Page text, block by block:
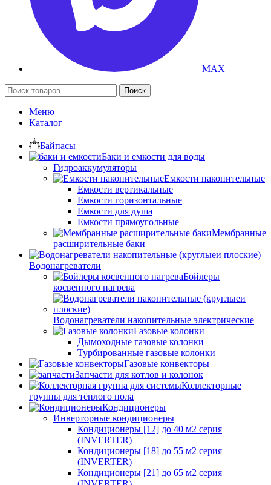
MAX
Поиск
Меню
Каталог
Байпасы
Баки и емкости для воды
Гидроаккумуляторы
Емкости накопительные
Емкости вертикальные
Емкости горизонтальные
Емкости для душа
Емкости прямоугольные
Мембранные
расширительные баки
Водонагреватели
Бойлеры
косвенного нагрева
Водонагреватели накопительные электрические
Газовые колонки
Дымоходные газовые колонки
Турбированные газовые колонки
Газовые конвекторы
Запчасти для котлов и колонок
Коллекторные
группы для тёплого пола
Кондиционеры
Инверторные кондиционеры
Кондиционеры [12] до 40 м2 серия
(INVERTER)
Кондиционеры [18] до 55 м2 серия
(INVERTER)
Кондиционеры [21] до 65 м2 серия